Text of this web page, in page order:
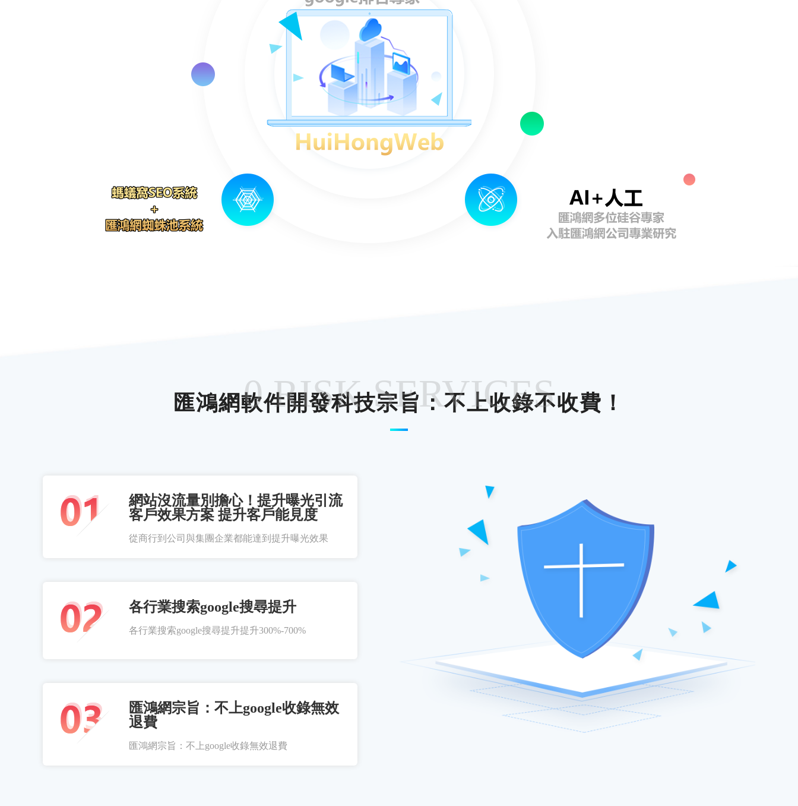
0 RISK SERVICES
匯鴻網軟件開發科技宗旨：不上收錄不收費！
網站沒流量別擔心！提升曝光引流
客戶效果方案 提升客戶能見度
從商行到公司與集團企業都能達到提升曝光效果
各行業搜索google搜尋提升
各行業搜索google搜尋提升提升300%-700%
匯鴻網宗旨：不上google收錄無效
退費
匯鴻網宗旨：不上google收錄無效退費